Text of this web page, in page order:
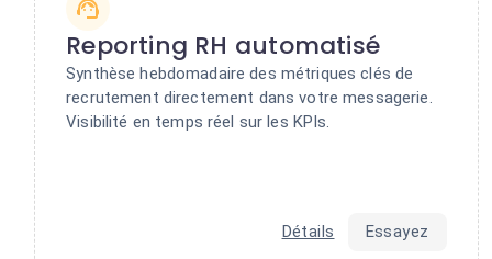
Reporting RH automatisé
Synthèse hebdomadaire des métriques clés de
recrutement directement dans votre messagerie.
Visibilité en temps réel sur les KPIs.
Détails Essayez